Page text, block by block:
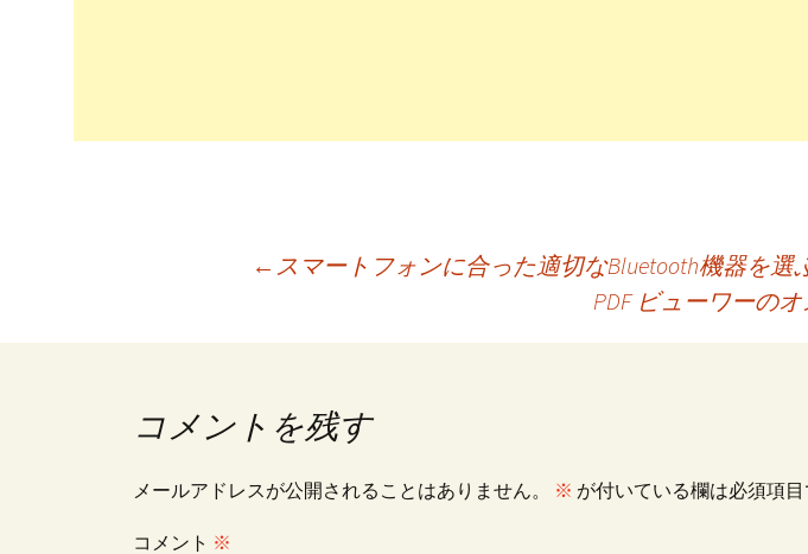
稿
← スマートフォンに合った適切なBluetooth機器を選
PDF ビューワーの
コメントを残す
メールアドレスが公開されることはありません。 ※ が付いている欄は必須項
コメント ※